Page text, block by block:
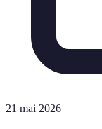
21 mai 2026